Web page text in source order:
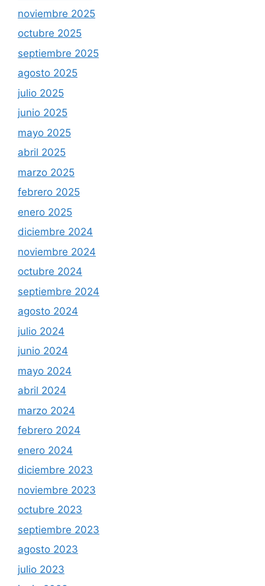
noviembre 2025
octubre 2025
septiembre 2025
agosto 2025
julio 2025
junio 2025
mayo 2025
abril 2025
marzo 2025
febrero 2025
enero 2025
diciembre 2024
noviembre 2024
octubre 2024
septiembre 2024
agosto 2024
julio 2024
junio 2024
mayo 2024
abril 2024
marzo 2024
febrero 2024
enero 2024
diciembre 2023
noviembre 2023
octubre 2023
septiembre 2023
agosto 2023
julio 2023